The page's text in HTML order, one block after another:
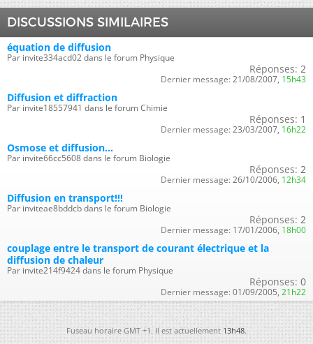
DISCUSSIONS SIMILAIRES
équation de diffusion
Par invite334acd02 dans le forum Physique
Réponses: 2
Dernier message: 21/08/2007, 15h43
Diffusion et diffraction
Par invite18557941 dans le forum Chimie
Réponses: 1
Dernier message: 23/03/2007, 16h22
Osmose et diffusion...
Par invite66cc5608 dans le forum Biologie
Réponses: 2
Dernier message: 26/10/2006, 12h34
Diffusion en transport!!!
Par inviteae8bddcb dans le forum Biologie
Réponses: 2
Dernier message: 17/01/2006, 18h00
couplage entre le transport de courant électrique et la
diffusion de chaleur
Par invite214f9424 dans le forum Physique
Réponses: 0
Dernier message: 01/09/2005, 21h22
Fuseau horaire GMT +1. Il est actuellement13h48.